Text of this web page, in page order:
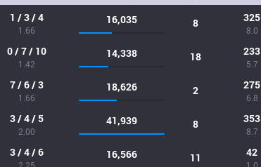
1 / 3 / 4
1.66
16,035 8 325
8.0
0 / 7 / 10
1.42
14,338 18 233
5.7
7 / 6 / 3
1.66
18,626 2 275
6.8
3 / 4 / 5
2.00
41,939 8 353
8.7
3 / 4 / 6 16,566 11 42